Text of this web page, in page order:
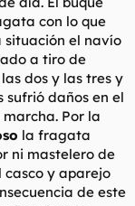
con lo que
situación el navío
a tiro de
dos y las tres y
daños en el
Por la
la fragata
ni mastelero de
casco y aparejo
de este